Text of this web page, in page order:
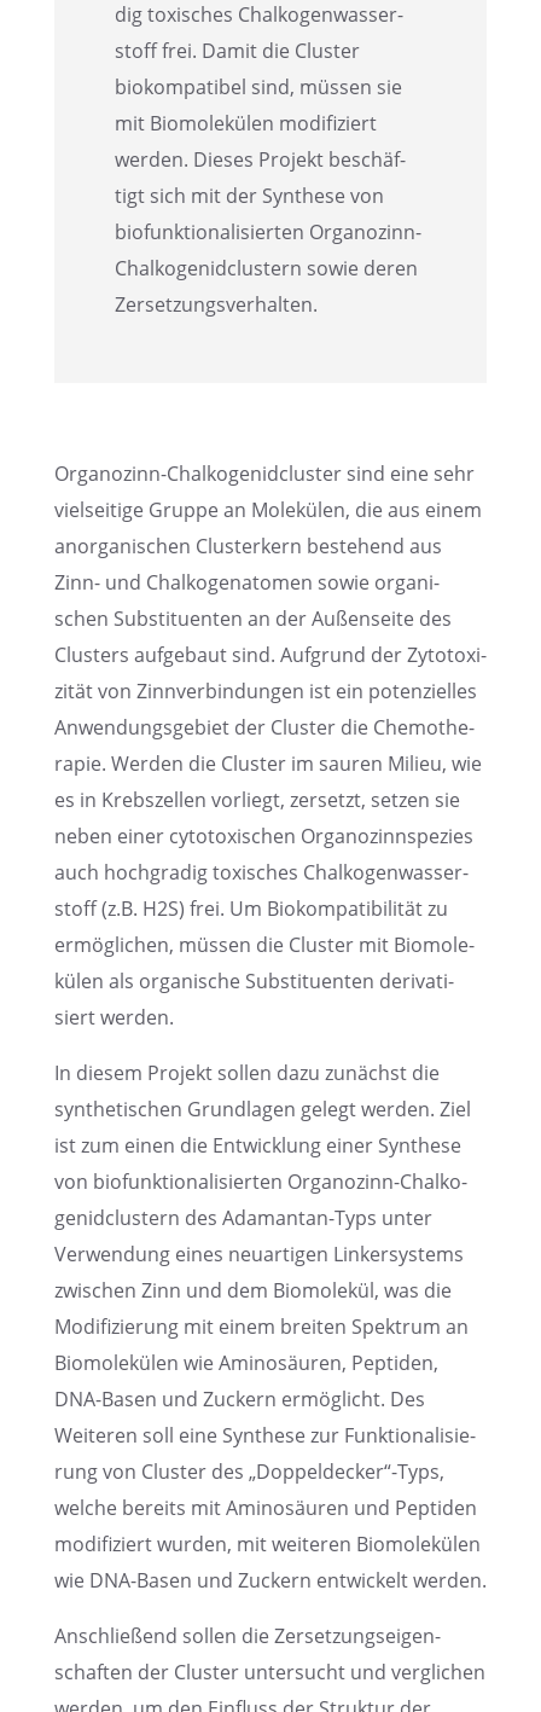
dig toxisches Chalko­gen­was­ser­
stoff frei. Damit die Cluster
biokom­pa­ti­bel sind, müssen sie
mit Biomo­le­kü­len modifi­ziert
werden. Dieses Projekt beschäf­
tigt sich mit der Synthese von
biofunk­tio­na­li­sier­ten Organo­zinn-
Chalko­ge­nid­clus­tern sowie deren
Zersetzungsverhalten.
Organo­zinn-Chalko­ge­nid­clus­ter sind eine sehr
vielsei­tige Gruppe an Molekü­len, die aus einem
anorga­ni­schen Cluster­kern bestehend aus
Zinn- und Chalko­gen­ato­men sowie organi­
schen Substi­tu­en­ten an der Außen­seite des
Clusters aufge­baut sind. Aufgrund der Zytoto­xi­
zi­tät von Zinnver­bin­dun­gen ist ein poten­zi­el­les
Anwen­dungs­ge­biet der Cluster die Chemo­the­
ra­pie. Werden die Cluster im sauren Milieu, wie
es in Krebs­zel­len vorliegt, zersetzt, setzen sie
neben einer cytoto­xi­schen Organo­zinn­spe­zies
auch hochgra­dig toxisches Chalko­gen­was­ser­
stoff (z.B. H2S) frei. Um Biokom­pa­ti­bi­li­tät zu
ermög­li­chen, müssen die Cluster mit Biomo­le­
kü­len als organi­sche Substi­tu­en­ten deriva­ti­
siert werden.
In diesem Projekt sollen dazu zunächst die
synthe­ti­schen Grund­la­gen gelegt werden. Ziel
ist zum einen die Entwick­lung einer Synthese
von biofunk­tio­na­li­sier­ten Organo­zinn-Chalko­
ge­nid­clus­tern des Adamantan-Typs unter
Verwen­dung eines neuar­ti­gen Linker­sys­tems
zwischen Zinn und dem Biomo­le­kül, was die
Modifi­zie­rung mit einem breiten Spektrum an
Biomo­le­kü­len wie Amino­säu­ren, Pepti­den,
DNA-Basen und Zuckern ermög­licht. Des
Weite­ren soll eine Synthese zur Funktio­na­li­sie­
rung von Cluster des „Doppeldecker“-Typs,
welche bereits mit Amino­säu­ren und Pepti­den
modifi­ziert wurden, mit weite­ren Biomo­le­kü­len
wie DNA-Basen und Zuckern entwi­ckelt werden.
Anschlie­ßend sollen die Zerset­zungs­ei­gen­
schaf­ten der Cluster unter­sucht und vergli­chen